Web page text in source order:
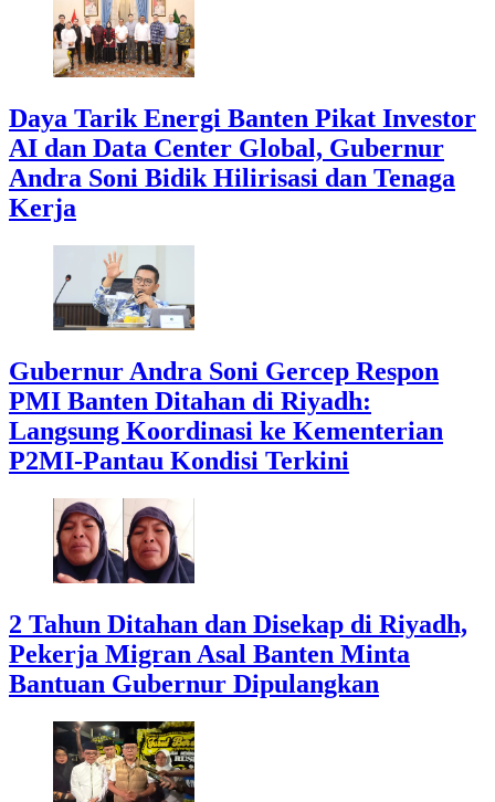
Daya Tarik Energi Banten Pikat Investor
AI dan Data Center Global, Gubernur
Andra Soni Bidik Hilirisasi dan Tenaga
Kerja
Gubernur Andra Soni Gercep Respon
PMI Banten Ditahan di Riyadh:
Langsung Koordinasi ke Kementerian
P2MI-Pantau Kondisi Terkini
2 Tahun Ditahan dan Disekap di Riyadh,
Pekerja Migran Asal Banten Minta
Bantuan Gubernur Dipulangkan